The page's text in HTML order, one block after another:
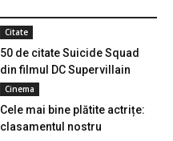
Citate
50 de citate Suicide Squad
din filmul DC Supervillain
Cinema
Cele mai bine plătite actrițe:
clasamentul nostru